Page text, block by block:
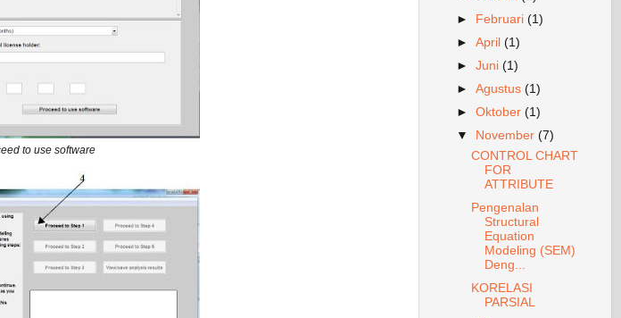
to use software
►
Februari (1)
► April (1)
► Juni (1)
► Agustus (1)
► Oktober (1)
▼
November (7)
CONTROL CHART
FOR
ATTRIBUTE
Pengenalan
Structural
Equation
Modeling (SEM)
Deng...
KORELASI
PARSIAL